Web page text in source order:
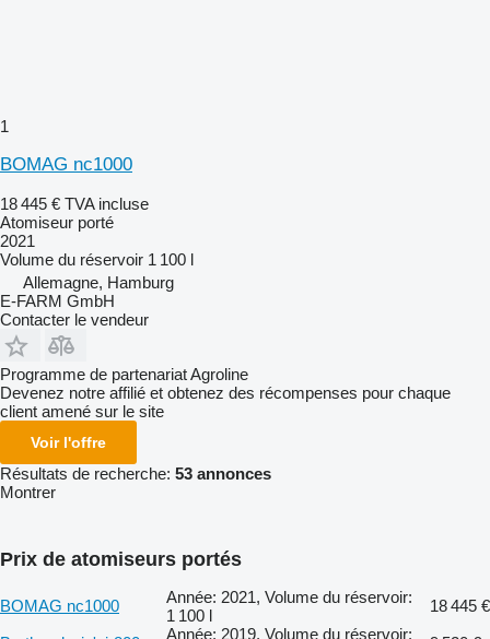
1
BOMAG nc1000
18 445 € TVA incluse
Atomiseur porté
2021
Volume du réservoir 1 100 l
Allemagne, Hamburg
E-FARM GmbH
Contacter le vendeur
Programme de partenariat Agroline
Devenez notre affilié et obtenez des récompenses pour chaque
client amené sur le site
Voir l'offre
Résultats de recherche: 53 annonces
Montrer
Prix de atomiseurs portés
BOMAG nc1000
Année: 2021, Volume du réservoir:
1 100 l
18 445 €
Année: 2019, Volume du réservoir: